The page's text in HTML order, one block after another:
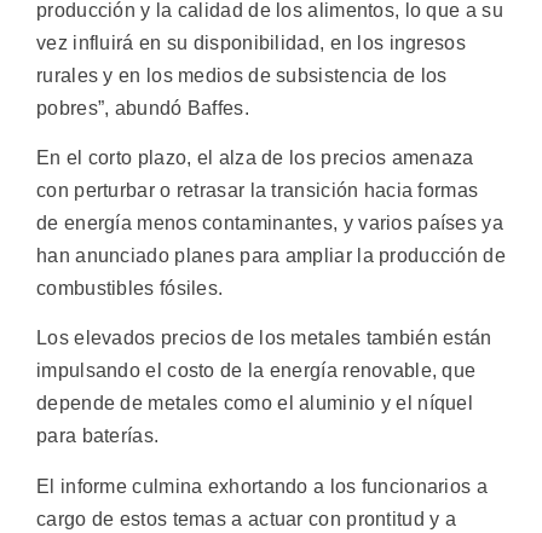
producción y la calidad de los alimentos, lo que a su
vez influirá en su disponibilidad, en los ingresos
rurales y en los medios de subsistencia de los
pobres”, abundó Baffes.
En el corto plazo, el alza de los precios amenaza
con perturbar o retrasar la transición hacia formas
de energía menos contaminantes, y varios países ya
han anunciado planes para ampliar la producción de
combustibles fósiles.
Los elevados precios de los metales también están
impulsando el costo de la energía renovable, que
depende de metales como el aluminio y el níquel
para baterías.
El informe culmina exhortando a los funcionarios a
cargo de estos temas a actuar con prontitud y a